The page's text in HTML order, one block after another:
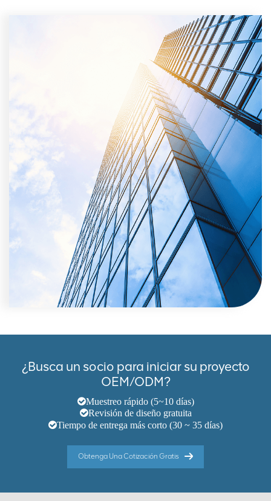
¿Busca un socio para iniciar su proyecto
OEM/ODM?
Muestreo rápido (5~10 días)
Revisión de diseño gratuita
Tiempo de entrega más corto (30 ~ 35 días)
Obtenga Una Cotización Gratis